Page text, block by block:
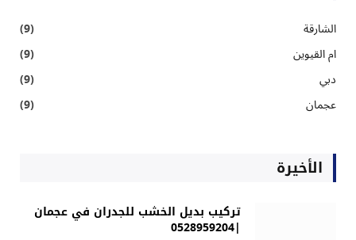
الشارقة
(9)
ام القيوين
(9)
دبي
(9)
عجمان
(9)
الأخيرة
تركيب بديل الخشب للجدران في عجمان
|0528959204